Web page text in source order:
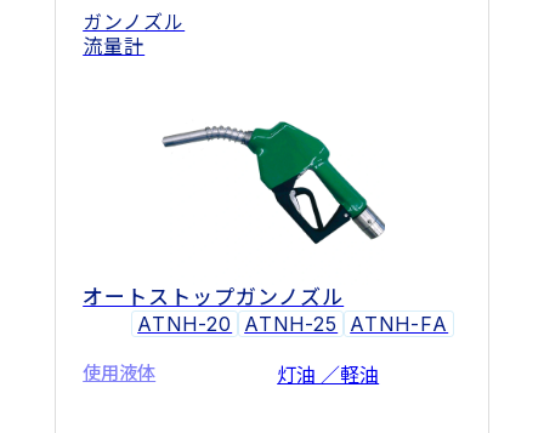
ガンノズル
流量計
オートストップガンノズル
ATNH-20
ATNH-25 ATNH-FA
使用液体 灯油 ／軽油